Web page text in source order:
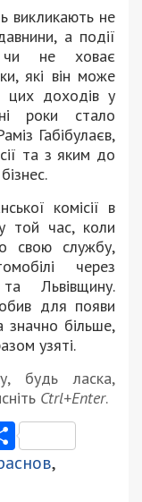
викликають не
а події
чи не ховає
які він може
цих доходів у
роки стало
Габібулаєв,
та з яким до
комісії в
той час, коли
свою службу,
через
Львівщину.
для появи
значно більше,
узяті.
будь ласка,
Ctrl+Enter.
,